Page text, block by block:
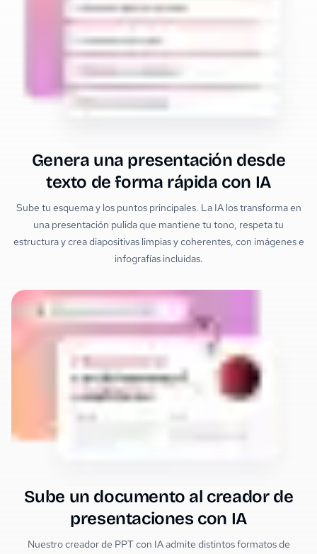
Genera una presentación desde
texto de forma rápida con IA
Sube tu esquema y los puntos principales. La IA los transforma en
una presentación pulida que mantiene tu tono, respeta tu
estructura y crea diapositivas limpias y coherentes, con imágenes e
infografías incluidas.
Sube un documento al creador de
presentaciones con IA
Nuestro creador de PPT con IA admite distintos formatos de